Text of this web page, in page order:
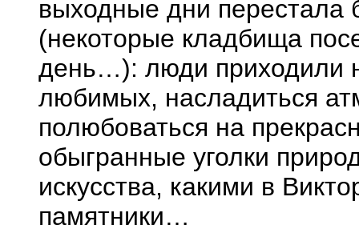
выходные дни
(некоторые кладбища
день…): люди приходили
любимых, насладиться
полюбоваться на
обыгранные уголки
искусства, какими в
памятники…